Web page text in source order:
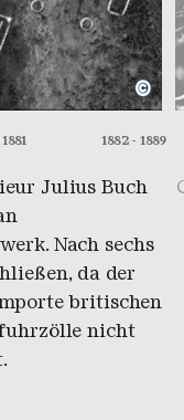
1881 1882 - 1889
Hütte |
©
Julius Buch
. Nach sechs
da der
britischen
nicht